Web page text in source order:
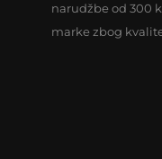
narudžbe od 300
marke zbog